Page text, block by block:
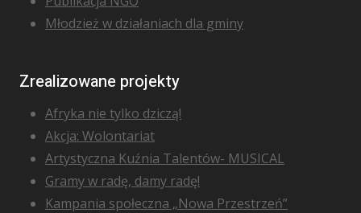
Młodzież w działaniach dla gminy
Zrealizowane projekty
Afryka nie tylko dziczą!
Akcja: Wolontariat
Artystyczna Kuźnia Talentów- MUSICAL
Gramy w radę, damy radę!
Kampania społeczna „Nowa Przestrzeń”